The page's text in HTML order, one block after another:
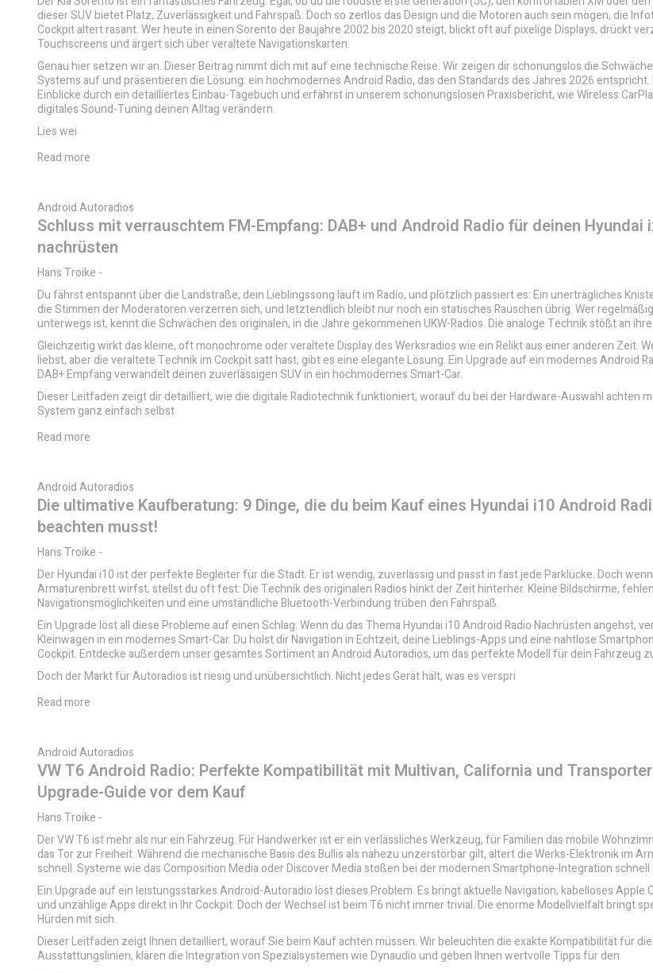
dieser SUV bietet Platz, Zuverlässigkeit und Fahrspaß. Doch so zeitlos das Design und die Motoren auch sein mögen, die
Cockpit altert rasant. Wer heute in einen Sorento der Baujahre 2002 bis 2020 steigt, blickt oft auf pixelige Displays, drückt
Touchscreens und ärgert sich über veraltete Navigationskarten.
Genau hier setzen wir an. Dieser Beitrag nimmt dich mit auf eine technische Reise. Wir zeigen dir schonungslos die
Systems auf und präsentieren die Lösung: ein hochmodernes Android Radio, das den Standards des Jahres 2026
Einblicke durch ein detailliertes Einbau-Tagebuch und erfährst in unserem schonungslosen Praxisbericht, wie Wireless
digitales Sound-Tuning deinen Alltag verändern.
Lies wei
Read more
Android Autoradios
Schluss mit verrauschtem FM-Empfang: DAB+ und Android Radio für deinen Hyundai
nachrüsten
Hans Troike -
Du fährst entspannt über die Landstraße, dein Lieblingssong läuft im Radio, und plötzlich passiert es: Ein unerträgliches
die Stimmen der Moderatoren verzerren sich, und letztendlich bleibt nur noch ein statisches Rauschen übrig. Wer
unterwegs ist, kennt die Schwächen des originalen, in die Jahre gekommenen UKW-Radios. Die analoge Technik stößt an
Gleichzeitig wirkt das kleine, oft monochrome oder veraltete Display des Werksradios wie ein Relikt aus einer anderen Zeit.
liebst, aber die veraltete Technik im Cockpit satt hast, gibt es eine elegante Lösung. Ein Upgrade auf ein modernes Android
DAB+ Empfang verwandelt deinen zuverlässigen SUV in ein hochmodernes Smart-Car.
Dieser Leitfaden zeigt dir detailliert, wie die digitale Radiotechnik funktioniert, worauf du bei der Hardware-Auswahl achten
System ganz einfach selbst
Read more
Android Autoradios
Die ultimative Kaufberatung: 9 Dinge, die du beim Kauf eines Hyundai i10 Android
beachten musst!
Hans Troike -
Der Hyundai i10 ist der perfekte Begleiter für die Stadt. Er ist wendig, zuverlässig und passt in fast jede Parklücke. Doch
Armaturenbrett wirfst, stellst du oft fest: Die Technik des originalen Radios hinkt der Zeit hinterher. Kleine Bildschirme,
Navigationsmöglichkeiten und eine umständliche Bluetooth-Verbindung trüben den Fahrspaß.
Ein Upgrade löst all diese Probleme auf einen Schlag. Wenn du das Thema Hyundai i10 Android Radio Nachrüsten angehst,
Kleinwagen in ein modernes Smart-Car. Du holst dir Navigation in Echtzeit, deine Lieblings-Apps und eine nahtlose
Cockpit. Entdecke außerdemunser gesamtes Sortiment an Android Autoradios, um das perfekte Modell für dein Fahrzeug
Doch der Markt für Autoradios ist riesig und unübersichtlich. Nicht jedes Gerät hält, was es verspri
Read more
Android Autoradios
VW T6 Android Radio: Perfekte Kompatibilität mit Multivan, California und
Upgrade-Guide vor dem Kauf
Hans Troike -
Der VW T6 ist mehr als nur ein Fahrzeug. Für Handwerker ist er ein verlässliches Werkzeug, für Familien das mobile
das Tor zur Freiheit. Während die mechanische Basis des Bullis als nahezu unzerstörbar gilt, altert die Werks-Elektronik im
schnell. Systeme wie das Composition Media oder Discover Media stoßen bei der modernen Smartphone-Integration schnell
Ein Upgrade auf ein leistungsstarkes Android-Autoradio löst dieses Problem. Es bringt aktuelle Navigation, kabelloses Apple
und unzählige Apps direkt in Ihr Cockpit. Doch der Wechsel ist beim T6 nicht immer trivial. Die enorme Modellvielfalt bringt
Hürden mit sich.
Dieser Leitfaden zeigt Ihnen detailliert, worauf Sie beim Kauf achten müssen. Wir beleuchten die exakte Kompatibilität für
Ausstattungslinien, klären die Integration von Spezialsystemen wie Dynaudio und geben Ihnen wertvolle Tipps für den